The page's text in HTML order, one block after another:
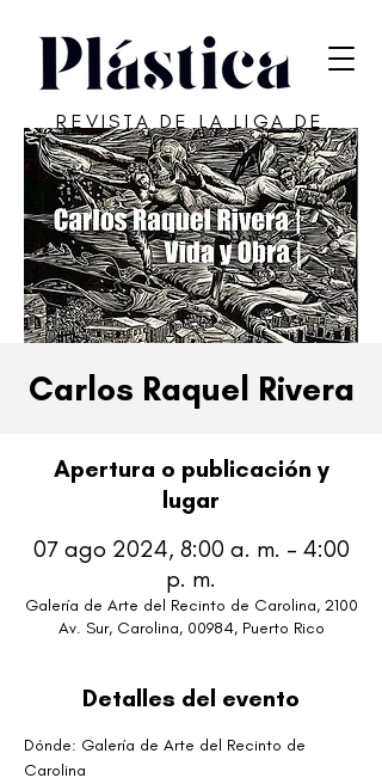
REVISTA DE LA LIGA DE
ARTE DE SAN JUAN
Carlos Raquel Rivera
Apertura o publicación y
lugar
07 ago 2024, 8:00 a. m. – 4:00
p. m.
Galería de Arte del Recinto de Carolina, 2100
Av. Sur, Carolina, 00984, Puerto Rico
Detalles del evento
Dónde: Galería de Arte del Recinto de
Carolina